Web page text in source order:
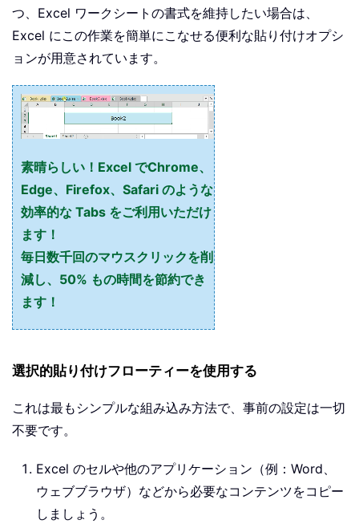
つ、Excel ワークシートの書式を維持したい場合は、
Excel にこの作業を簡単にこなせる便利な貼り付けオプシ
ョンが用意されています。
素晴らしい！Excel でChrome、
Edge、Firefox、Safari のような
効率的な Tabs をご利用いただけ
ます！
毎日数千回のマウスクリックを削
減し、50% もの時間を節約でき
ます！
選択的貼り付けフローティーを使用する
これは最もシンプルな組み込み方法で、事前の設定は一切
不要です。
Excel のセルや他のアプリケーション（例：Word、
ウェブブラウザ）などから必要なコンテンツをコピー
しましょう。